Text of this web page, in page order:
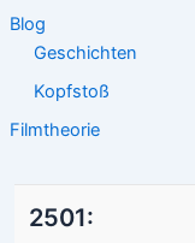
Blog
Geschichten
Kopfstoß
Filmtheorie
2501: